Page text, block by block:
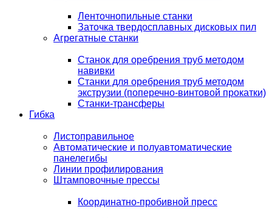
Ленточнопильные станки
Заточка твердосплавных дисковых пил
Агрегатные станки
Станок для оребрения труб методом
навивки
Станки для оребрения труб методом
экструзии (поперечно-винтовой прокатки)
Станки-трансферы
Гибка
Листоправильное
Автоматические и полуавтоматические
панелегибы
Линии профилирования
Штамповочные прессы
Координатно-пробивной пресс